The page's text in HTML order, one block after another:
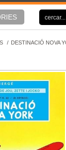
/ DESTINACIÓ NOVA